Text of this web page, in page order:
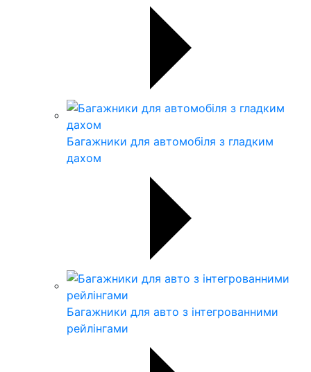
Багажники для автомобіля з гладким
дахом
Багажники для авто з інтегрованними
рейлінгами